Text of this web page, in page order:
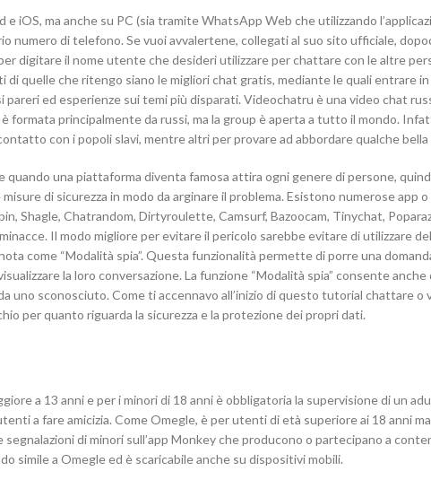
iOS, ma anche su PC (sia tramite WhatsApp Web che utilizzando
numero di telefono. Se vuoi avvalertene, collegati al suo sito ufficiale,
digitare il nome utente che desideri utilizzare per chattare con le altre
di quelle che ritengo siano le migliori chat gratis, mediante le quali entrare
pareri ed esperienze sui temi più disparati. Videochatru è una video chat
è formata principalmente da russi, ma la group è aperta a tutto il mondo.
con i popoli slavi, mentre altri per provare ad abbordare qualche bella
quando una piattaforma diventa famosa attira ogni genere di persone,
di sicurezza in modo da arginare il problema. Esistono numerose app
Shagle, Chatrandom, Dirtyroulette, Camsurf, Bazoocam, Tinychat,
Il modo migliore per evitare il pericolo sarebbe evitare di utilizzare
come “Modalità spia”. Questa funzionalità permette di porre una
la loro conversazione. La funzione “Modalità spia” consente
uno sconosciuto. Come ti accennavo all’inizio di questo tutorial chattare
per quanto riguarda la sicurezza e la protezione dei propri dati.
a 13 anni e per i minori di 18 anni è obbligatoria la supervisione di un
a fare amicizia. Come Omegle, è per utenti di età superiore ai 18 anni
segnalazioni di minori sull’app Monkey che producono o partecipano a
simile a Omegle ed è scaricabile anche su dispositivi mobili.